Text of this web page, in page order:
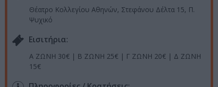
Θέατρο Κολλεγίου Αθηνών, Στεφάνου Δέλτα 15, Π.
Ψυχικό
Eισιτήρια:
Α ΖΩΝΗ 30€ | Β ΖΩΝΗ 25€ | Γ ΖΩΝΗ 20€ | Δ ΖΩΝΗ
15€